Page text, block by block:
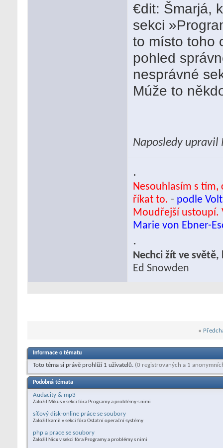
€dit: Šmarjá,
sekci
to místo toho
pohled
nesprávné
Múže to
Naposledy
.
Nesouhlasím s
říkat to. - podle
Moudřejší ustoupí.
Marie von Ebner-
.
Nechci žít ve
Ed Snowden
«
Informace o tématu
Toto téma si právě prohlíží 1 uživatelů. (0 registrovaných a 1
Podobná témata
Audacity & mp3
Založil Mikus v sekci fóra Programy a problémy s nimi
síťový disk-online práce se soubory
Založil kamil v sekci fóra Ostatní operační systémy
php a prace se soubory
Založil Nicx v sekci fóra Programy a problémy s nimi